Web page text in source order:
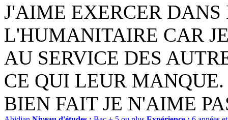
J'AIME EXERCER
L'HUMANITAIRE CAR
AU SERVICE DES
CE QUI LEUR
BIEN FAIT JE N'AIME